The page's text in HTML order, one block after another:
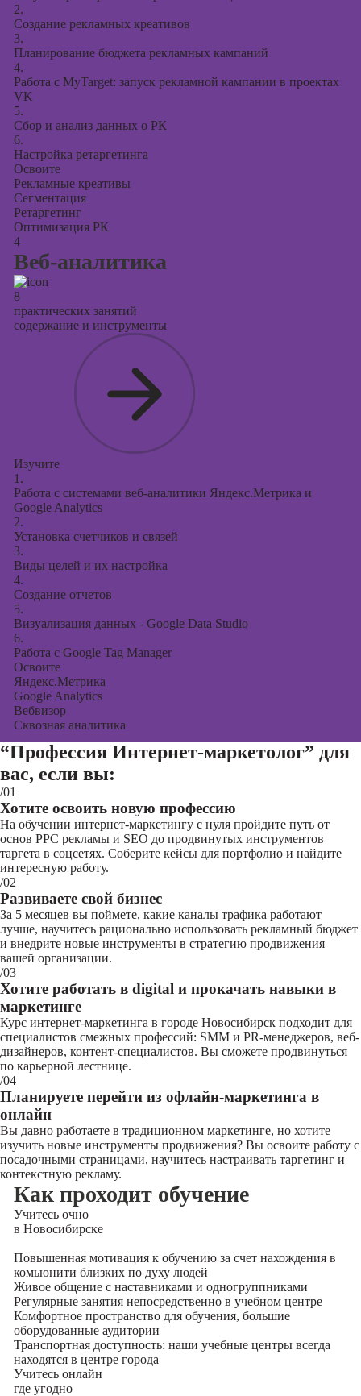
2.
Создание рекламных креативов
3.
Планирование бюджета рекламных кампаний
4.
Работа с MyTarget: запуск рекламной кампании в проектах
VK
5.
Сбор и анализ данных о РК
6.
Настройка ретаргетинга
Освоите
Рекламные креативы
Сегментация
Ретаргетинг
Оптимизация РК
4
Веб-аналитика
8
практических занятий
содержание и инструменты
Изучите
1.
Работа с системами веб-аналитики Яндекс.Метрика и
Google Analytics
2.
Установка счетчиков и связей
3.
Виды целей и их настройка
4.
Создание отчетов
5.
Визуализация данных - Google Data Studio
6.
Работа с Google Tag Manager
Освоите
Яндекс.Метрика
Google Analytics
Вебвизор
Сквозная аналитика
“Профессия Интернет-маркетолог” для
вас, если вы:
/01
Хотите освоить новую профессию
На обучении интернет-маркетингу с нуля пройдите путь от
основ PPC рекламы и SEO до продвинутых инструментов
таргета в соцсетях. Соберите кейсы для портфолио и найдите
интересную работу.
/02
Развиваете свой бизнес
За 5 месяцев вы поймете, какие каналы трафика работают
лучше, научитесь рационально использовать рекламный бюджет
и внедрите новые инструменты в стратегию продвижения
вашей организации.
/03
Хотите работать в digital и прокачать навыки в
маркетинге
Курс интернет-маркетинга в городе Новосибирск подходит для
специалистов смежных профессий: SMM и PR-менеджеров, веб-
дизайнеров, контент-специалистов. Вы сможете продвинуться
по карьерной лестнице.
/04
Планируете перейти из офлайн-маркетинга в
онлайн
Вы давно работаете в традиционном маркетинге, но хотите
изучить новые инструменты продвижения? Вы освоите работу с
посадочными страницами, научитесь настраивать таргетинг и
контекстную рекламу.
Как проходит обучение
Учитесь очно
в Новосибирске
Повышенная мотивация к обучению за счет нахождения в
комьюнити близких по духу людей
Живое общение с наставниками и одногруппниками
Регулярные занятия непосредственно в учебном центре
Комфортное пространство для обучения, большие
оборудованные аудитории
Транспортная доступность: наши учебные центры всегда
находятся в центре города
Учитесь онлайн
где угодно